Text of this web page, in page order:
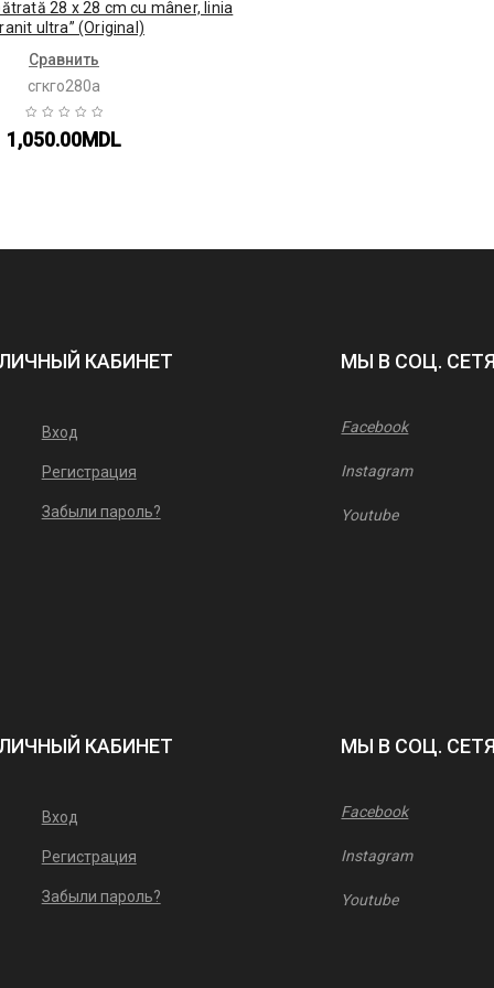
28 x 28 cm cu mâner, linia
ultra” (Original)
Сравнить
сгкго280а
1,050.00MDL
КАБИНЕТ
Вход
Регистрация
Забыли пароль?
МЫ В СОЦ.
Facebook
Instagram
Youtube
КАБИНЕТ
Вход
Регистрация
Забыли пароль?
МЫ В СОЦ.
Facebook
Instagram
Youtube